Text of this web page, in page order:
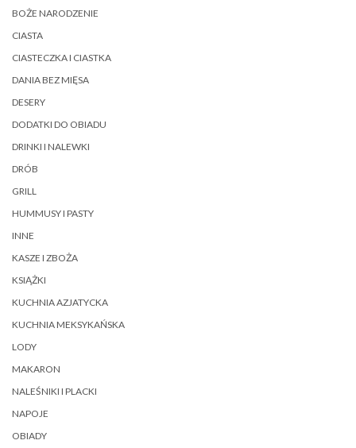
BOŻE NARODZENIE
CIASTA
CIASTECZKA I CIASTKA
DANIA BEZ MIĘSA
DESERY
DODATKI DO OBIADU
DRINKI I NALEWKI
DRÓB
GRILL
HUMMUSY I PASTY
INNE
KASZE I ZBOŻA
KSIĄŻKI
KUCHNIA AZJATYCKA
KUCHNIA MEKSYKAŃSKA
LODY
MAKARON
NALEŚNIKI I PLACKI
NAPOJE
OBIADY